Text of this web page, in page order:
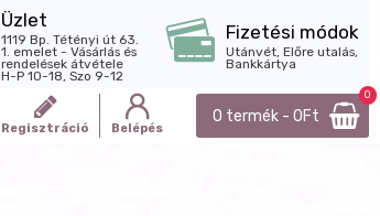
Üzlet
1119 Bp. Tétényi út 63.
1. emelet - Vásárlás és
rendelések átvétele
H-P 10-18, Szo 9-12
Fizetési módok
Utánvét, Előre utalás,
Bankkártya
Regisztráció Belépés
0 termék - 0Ft
0